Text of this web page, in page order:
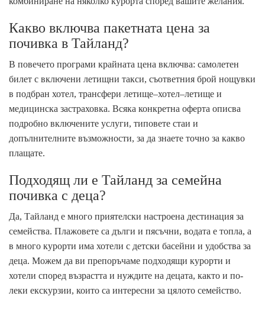
Какво включва пакетната цена за
почивка в Тайланд?
В повечето програми крайната цена включва: самолетен
билет с включени летищни такси, съответния брой нощувки
в подбран хотел, трансфери летище–хотел–летище и
медицинска застраховка. Всяка конкретна оферта описва
подробно включените услуги, типовете стаи и
допълнителните възможности, за да знаете точно за какво
плащате.
Подходящ ли е Тайланд за семейна
почивка с деца?
Да, Тайланд е много приятелски настроена дестинация за
семейства. Плажовете са дълги и пясъчни, водата е топла, а
в много курорти има хотели с детски басейни и удобства за
деца. Можем да ви препоръчаме подходящи курорти и
хотели според възрастта и нуждите на децата, както и по-
леки екскурзии, които са интересни за цялото семейство.